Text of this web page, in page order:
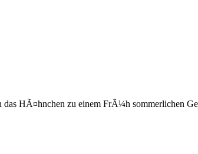
HÃ¤hnchen zu einem FrÃ¼h sommerlichen